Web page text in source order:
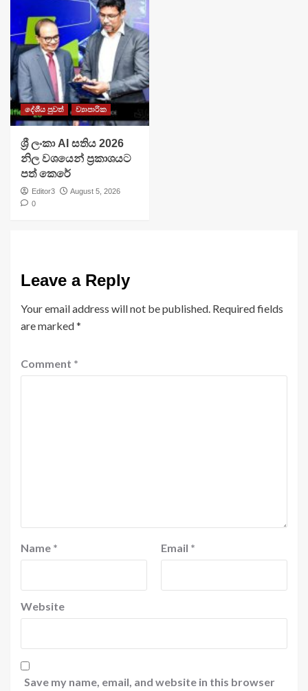
දේශීය පුවත් ව්‍යාපාරික
ශ්‍රී ලංකා AI සතිය 2026
නිල වශයෙන් ප්‍රකාශයට
පත් කෙරේ
Editor3
August 5, 2026
0
Leave a Reply
Your email address will not be published. Required fields
are marked*
Comment *
Name * Email *
Website
Save my name, email, and website in this browser